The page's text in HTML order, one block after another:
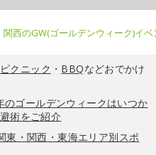
関西のGW(ゴールデンウィーク)イ
ピクニック ・ BBQなどおでかけ
のゴールデンウィークはいつか
術をご紹介
東・関西・東海エリア別スポ